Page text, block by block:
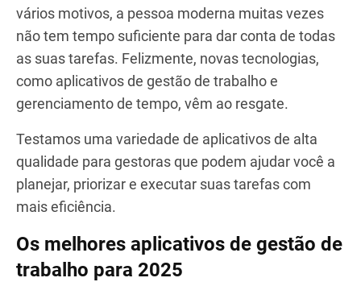
vários motivos, a pessoa moderna muitas vezes
não tem tempo suficiente para dar conta de todas
as suas tarefas. Felizmente, novas tecnologias,
como aplicativos de gestão de trabalho e
gerenciamento de tempo, vêm ao resgate.
Testamos uma variedade de aplicativos de alta
qualidade para gestoras que podem ajudar você a
planejar, priorizar e executar suas tarefas com
mais eficiência.
Os melhores aplicativos de gestão de
trabalho para 2025